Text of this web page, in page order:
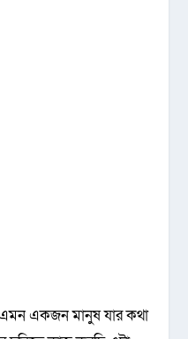
একজন মানুষ যার কথা